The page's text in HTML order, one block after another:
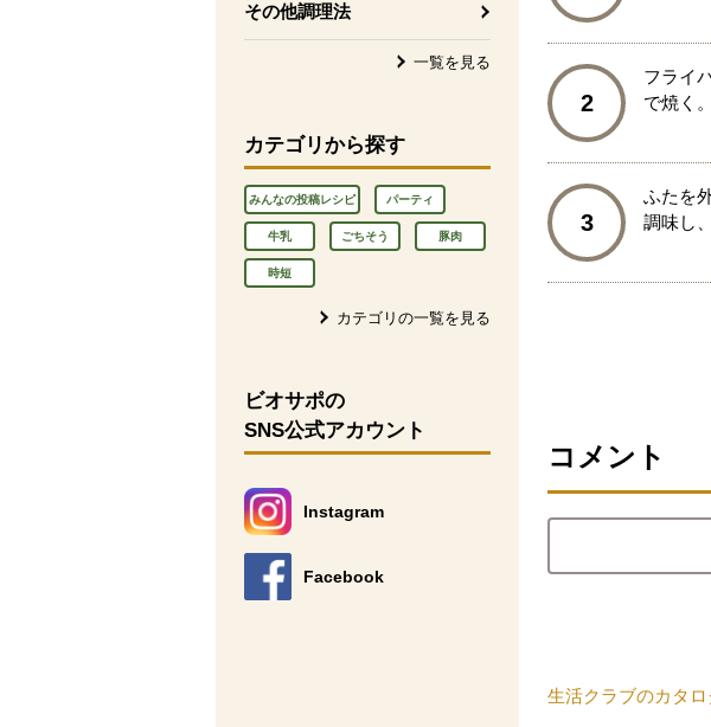
その他調理法
一覧を見る
カテゴリから探す
みんなの投稿レシピ パーティ
牛乳 ごちそう 豚肉
時短
カテゴリの一覧を見る
ビオサポの
SNS公式アカウント
Instagram
別のウィンドウで開きます。
Facebook
別のウィンドウで開きます。
2
フライ
で焼く
3
ふたを
調味し
コメント
生活クラブのカタ